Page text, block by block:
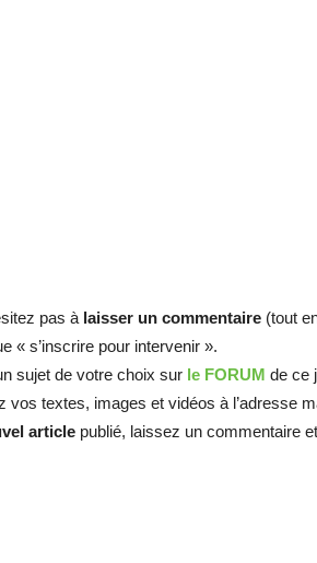
pas à laisser un commentaire (tout
« s’inscrire pour intervenir ».
sujet de votre choix sur le FORUM de ce
vos textes, images et vidéos à l’adresse
article publié, laissez un commentaire